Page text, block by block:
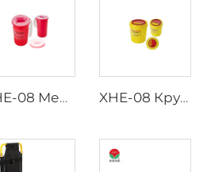
XHE-08 Медицинский контейнер для острых предметов с защитой от проколов XHE-08 Круглый контейнер для медицинских острых предметов